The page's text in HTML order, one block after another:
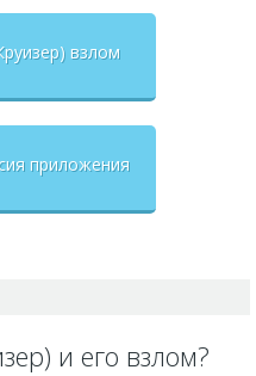
взлом
приложения
и его взлом?